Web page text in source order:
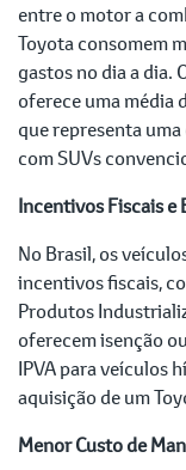
entre o motor a
Toyota consomem
gastos no dia a dia.
oferece uma média
que representa
com SUVs
Incentivos Fiscais
No Brasil, os
incentivos fiscais,
Produtos
oferecem isenção
IPVA para veículos
aquisição de um
Menor Custo de